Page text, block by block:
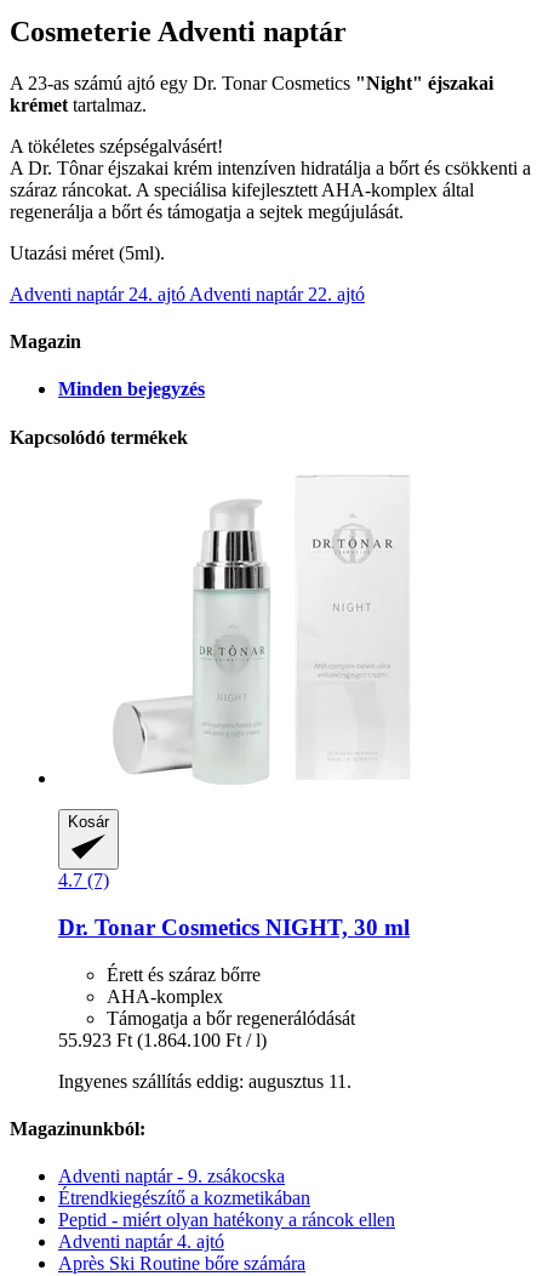
Cosmeterie Adventi naptár
A 23-as számú ajtó egy Dr. Tonar Cosmetics "Night" éjszakai
krémet tartalmaz.
A tökéletes szépségalvásért!
A Dr. Tônar éjszakai krém intenzíven hidratálja a bőrt és csökkenti a
száraz ráncokat. A speciálisa kifejlesztett AHA-komplex által
regenerálja a bőrt és támogatja a sejtek megújulását.
Utazási méret (5ml).
Adventi naptár 24. ajtó Adventi naptár 22. ajtó
Magazin
Minden bejegyzés
Kapcsolódó termékek
Kosár
4.7 (7)
Dr. Tonar Cosmetics NIGHT, 30 ml
Érett és száraz bőrre
AHA-komplex
Támogatja a bőr regenerálódását
55.923 Ft (1.864.100 Ft / l)
Ingyenes szállítás eddig: augusztus 11.
Magazinunkból:
Adventi naptár - 9. zsákocska
Étrendkiegészítő a kozmetikában
Peptid - miért olyan hatékony a ráncok ellen
Adventi naptár 4. ajtó
Après Ski Routine bőre számára